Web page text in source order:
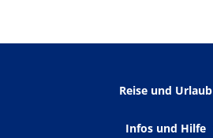
Reise und Urlaub
Infos und Hilfe